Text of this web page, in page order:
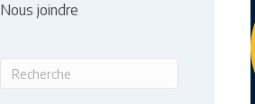
Nous joindre